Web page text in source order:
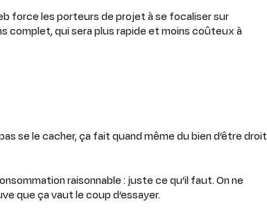
force les porteurs de projet à se focaliser sur
complet, qui sera plus rapide et moins coûteux à
se le cacher, ça fait quand même du bien d’être droit
raisonnable : juste ce qu’il faut. On ne
que ça vaut le coup d’essayer.